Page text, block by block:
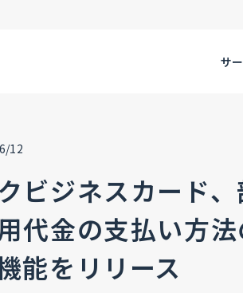
サ
12
ビジネスカード
代金の支払い方
能をリリース